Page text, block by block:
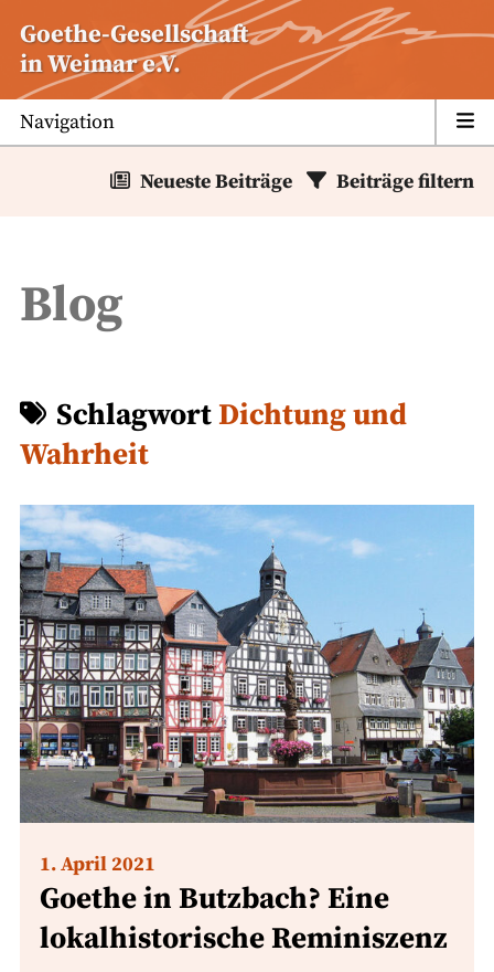
Inhalt
springen
Goethe-Gesellschaft
in Weimar e.V.
Navigation
Neueste Beiträge Beiträge filtern
Blog
SchlagwortDichtung und
Wahrheit
1. April 2021
Goethe in Butzbach? Eine
lokalhistorische Reminiszenz